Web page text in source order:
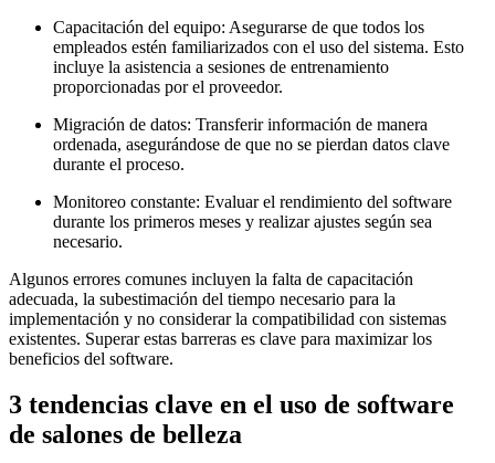
Capacitación del equipo: Asegurarse de que todos los
empleados estén familiarizados con el uso del sistema. Esto
incluye la asistencia a sesiones de entrenamiento
proporcionadas por el proveedor.
Migración de datos: Transferir información de manera
ordenada, asegurándose de que no se pierdan datos clave
durante el proceso.
Monitoreo constante: Evaluar el rendimiento del software
durante los primeros meses y realizar ajustes según sea
necesario.
Algunos errores comunes incluyen la falta de capacitación
adecuada, la subestimación del tiempo necesario para la
implementación y no considerar la compatibilidad con sistemas
existentes. Superar estas barreras es clave para maximizar los
beneficios del software.
3 tendencias clave en el uso de software
de salones de belleza